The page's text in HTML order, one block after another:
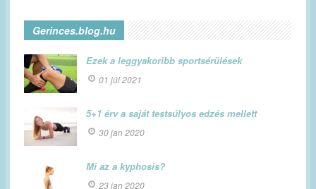
Gerinces.blog.hu
Ezek a leggyakoribb sportsérülések
01 júl 2021
5+1 érv a saját testsúlyos edzés mellett
30 jan 2020
Mi az a kyphosis?
23 jan 2020